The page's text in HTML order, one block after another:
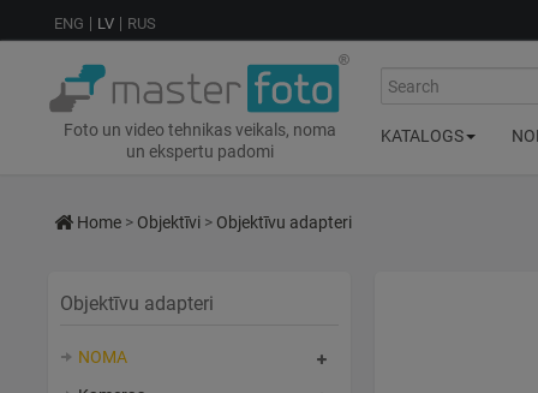
ENG LV RUS
Foto un video tehnikas veikals, noma
un ekspertu padomi
Search
KATALOGS
Home > Objektīvi > Objektīvu adapteri
Objektīvu adapteri
NOMA